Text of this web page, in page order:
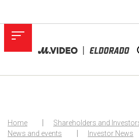
Home
Shareholders and
News and events
Investor News